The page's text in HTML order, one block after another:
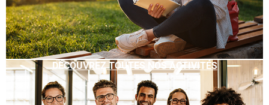
DÉCOUVREZ TOUTES NOS ACTIVITÉS